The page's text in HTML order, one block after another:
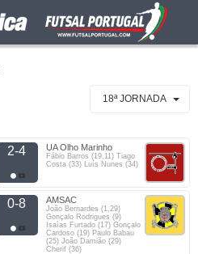
18ª JORNADA
2-4 UA Olho Marinho
Fábio Barros (19,11) Tiago
Costa (33) Luís Nunes (34)
0-8 AMSAC
João Bernardes (1,29)
Gonçalo Rodrigues (9)
Isaías Furtado (17) Gonçalo
Cardoso (19) Paulo Babau
(25) João Damião (29)
Cherif (36)